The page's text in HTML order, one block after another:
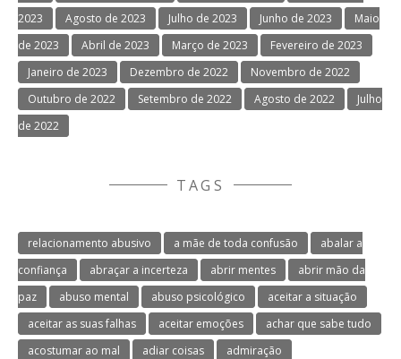
2023
Agosto de 2023 Julho de 2023 Junho de 2023
Maio
de 2023
Abril de 2023 Março de 2023
Fevereiro de 2023
Janeiro de 2023
Dezembro de 2022
Novembro de 2022
Outubro de 2022
Setembro de 2022 Agosto de 2022
Julho
de 2022
TAGS
relacionamento abusivo a mãe de toda confusão
abalar a
confiança
abraçar a incerteza abrir mentes
abrir mão da
paz
abuso mental abuso psicológico
aceitar a situação
aceitar as suas falhas
aceitar emoções
achar que sabe tudo
acostumar ao mal
adiar coisas
admiração